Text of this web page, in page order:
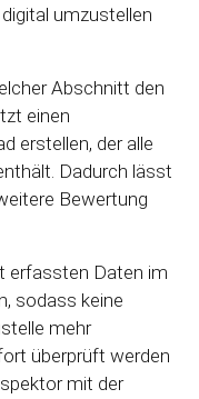
umzustellen
Abschnitt den
einen
erstellen, der alle
Dadurch lässt
Bewertung
erfassten Daten im
sodass keine
mehr
überprüft werden
mit der